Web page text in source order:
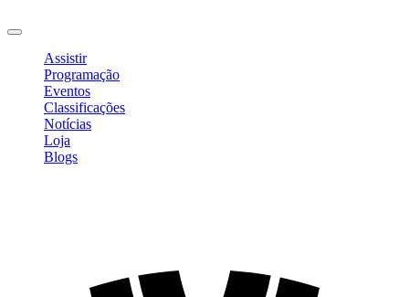
Assistir
Programação
Eventos
Classificações
Notícias
Loja
Blogs